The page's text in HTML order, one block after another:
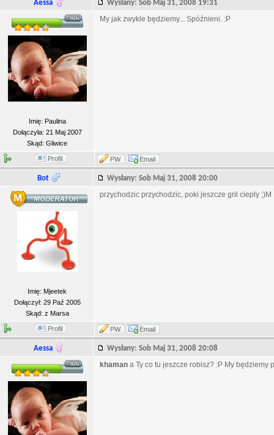
Aessa Wysłany: Sob Maj 31, 2008 19:31
Imię: Paulina
Dołączyła: 21 Maj 2007
Skąd: Gliwice
My jak zwykle będziemy... Spóźnieni. :P
Profil PW Email
Bot Wysłany: Sob Maj 31, 2008 20:00
Imię: Mjeetek
Dołączył: 29 Paź 2005
Skąd: z Marsa
przychodzic przychodzic, poki jeszcze gril cieply ;)M
Profil PW Email
Aessa Wysłany: Sob Maj 31, 2008 20:08
khaman a Ty co tu jeszcze robisz? :P My będziemy